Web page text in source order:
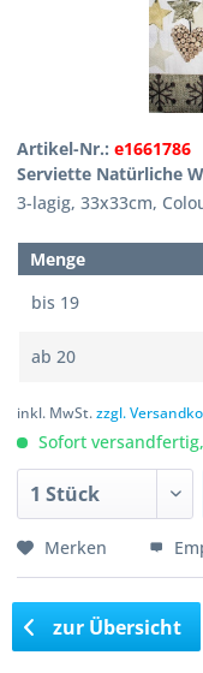
Artikel-Nr.:e1661786
Serviette Natürliche
3-lagig, 33x33cm,
Menge
bis 19
ab20
inkl. MwSt.zzgl.
Sofort
Merken
zur Übersicht